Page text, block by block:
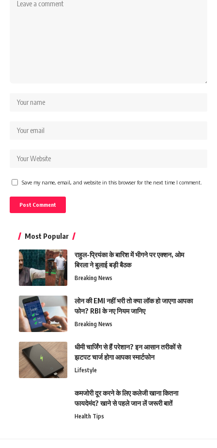
Save my name, email, and website in this browser for the next time I comment.
Most Popular
राहुल-प्रियंका के बारिश में भीगने पर एक्शन, ओम
बिरला ने बुलाई बड़ी बैठक
Breaking News
लोन की EMI नहीं भरी तो क्या लॉक हो जाएगा आपका
फोन? RBI के नए नियम जानिए
Breaking News
धीमी चार्जिंग से हैं परेशान? इन आसान तरीकों से
झटपट चार्ज होगा आपका स्मार्टफोन
Lifestyle
कमजोरी दूर करने के लिए कलेजी खाना कितना
फायदेमंद? खाने से पहले जान लें जरूरी बातें
Health Tips